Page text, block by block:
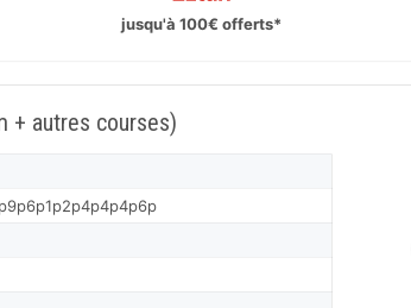
jusqu'à 100€ offerts*
+ autres courses)